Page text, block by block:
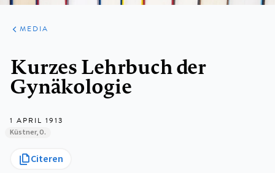
ARTIKELEN
VARIA
MEDIA
Kurzes Lehrbuch der
Gynäkologie
1 APRIL 1913
Küstner, O.
Citeren